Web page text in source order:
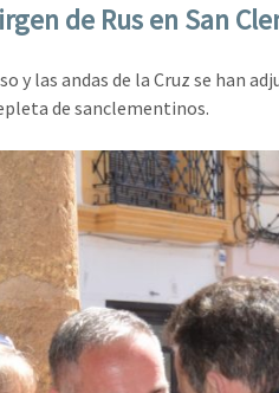
de Rus en San
y las andas de la Cruz se han
de sanclementinos.